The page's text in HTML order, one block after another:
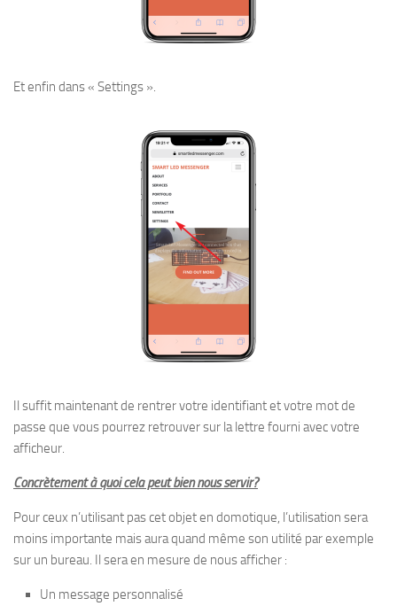
Et enfin dans « Settings ».
Il suffit maintenant de rentrer votre identifiant et votre mot de
passe que vous pourrez retrouver sur la lettre fourni avec votre
afficheur.
Concrètement à quoi cela peut bien nous servir?
Pour ceux n’utilisant pas cet objet en domotique, l’utilisation sera
moins importante mais aura quand même son utilité par exemple
sur un bureau. Il sera en mesure de nous afficher :
Un message personnalisé